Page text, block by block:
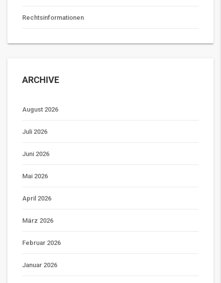
Rechtsinformationen
ARCHIVE
August 2026
Juli 2026
Juni 2026
Mai 2026
April 2026
März 2026
Februar 2026
Januar 2026